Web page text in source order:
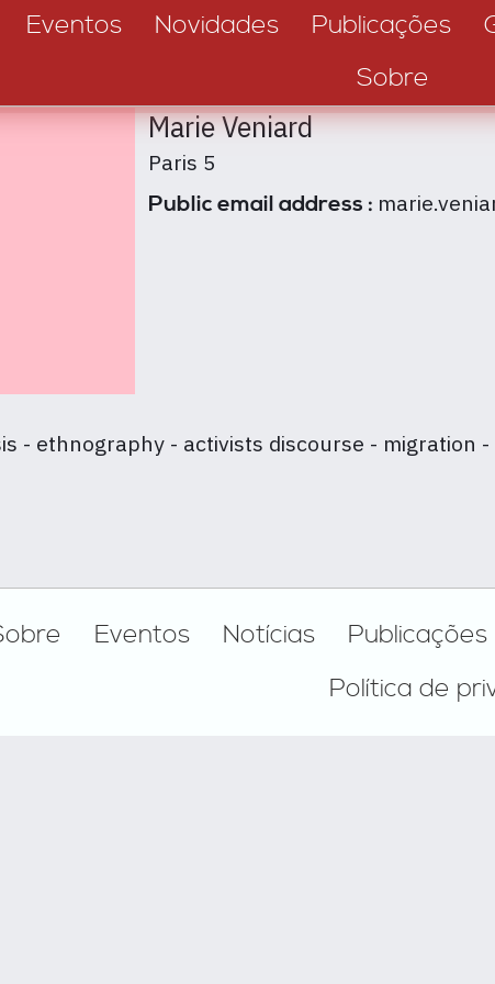
Eventos Novidades Publicações
Sobre
Marie Veniard
Paris 5
Public email address :
- ethnography - activists discourse - migration
Eventos Notícias Publicações
Política de